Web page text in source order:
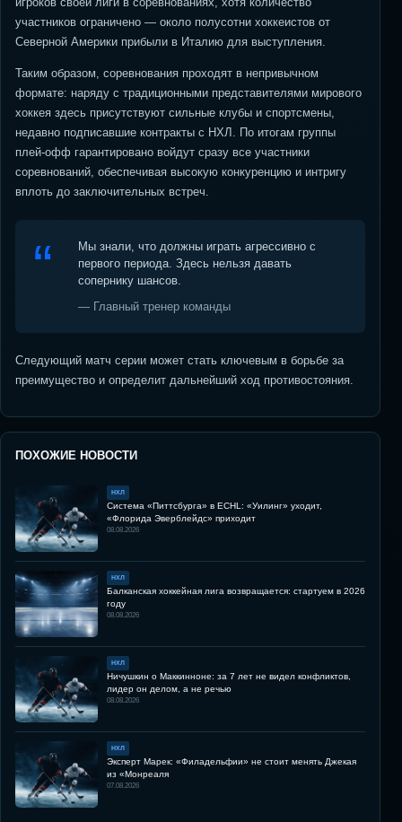
участников ограничено — около полусотни хоккеистов от
Северной Америки прибыли в Италию для выступления.
Таким образом, соревнования проходят в непривычном
формате: наряду с традиционными представителями мирового
хоккея здесь присутствуют сильные клубы и спортсмены,
недавно подписавшие контракты с НХЛ. По итогам группы
плей-офф гарантировано войдут сразу все участники
соревнований, обеспечивая высокую конкуренцию и интригу
вплоть до заключительных встреч.
Мы знали, что должны играть агрессивно с
первого периода. Здесь нельзя давать
сопернику шансов.
— Главный тренер команды
Следующий матч серии может стать ключевым в борьбе за
преимущество и определит дальнейший ход противостояния.
ПОХОЖИЕ НОВОСТИ
НХЛ
Система «Питтсбурга» в ECHL: «Уилинг» уходит,
«Флорида Эверблейдс» приходит
08.08.2026
НХЛ
Балканская хоккейная лига возвращается: стартуем в 2026
году
08.08.2026
НХЛ
Ничушкин о Маккинноне: за 7 лет не видел конфликтов,
лидер он делом, а не речью
08.08.2026
НХЛ
Эксперт Марек: «Филадельфии» не стоит менять Джекая
из «Монреаля
07.08.2026